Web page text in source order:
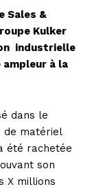
Sales &
Kulker
industrielle
à la
dans le
de matériel
été rachetée
son
X millions